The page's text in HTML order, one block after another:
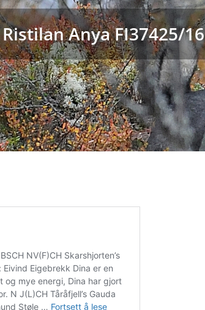
Ristilan Anya FI37425/16